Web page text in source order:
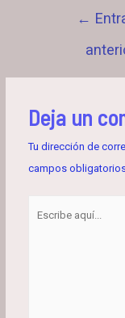
←
Deja un
Tu dirección de
campos